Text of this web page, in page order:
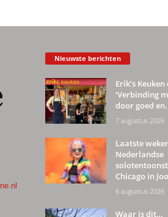
Nieuwste berichten
Erik’s
‘Verbinding
door goed
7 augustus 2026
Laatste
Nederlandse
Chicago in
6 augustus 2026
Waar is dit…